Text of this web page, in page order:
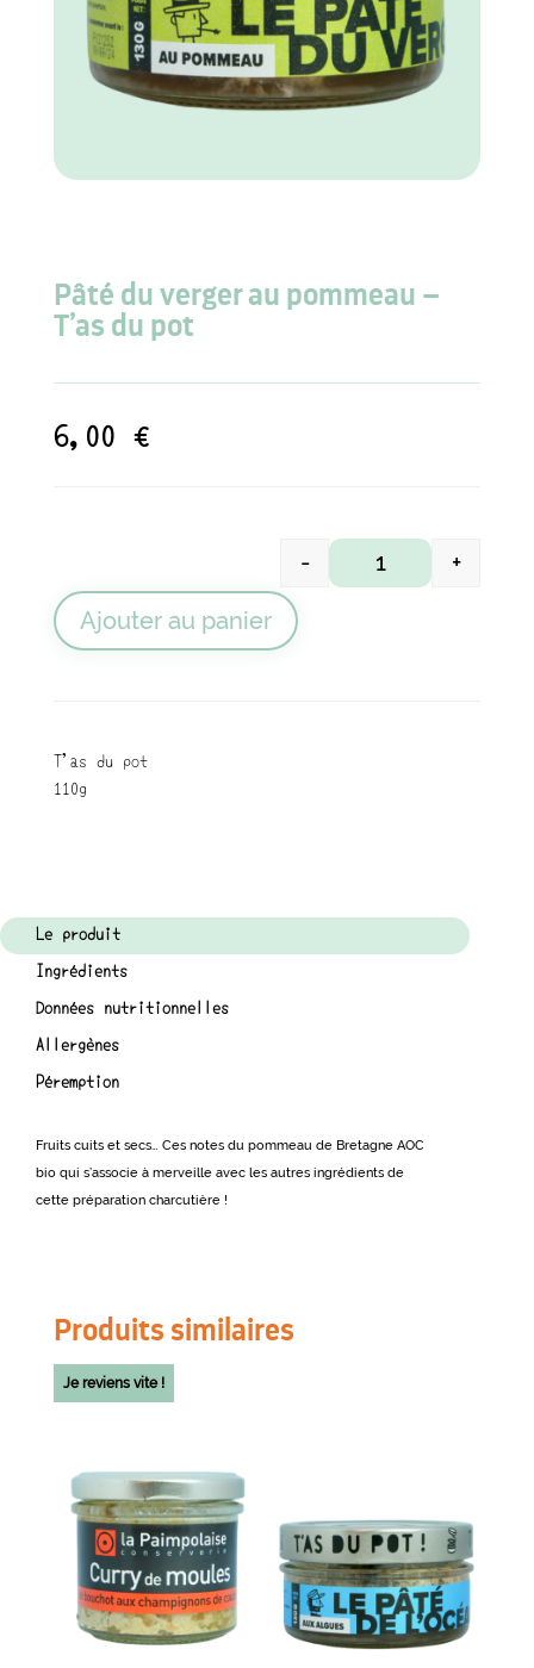
Pâté du verger au pommeau –
T’as du pot
6,00 €
quantité de Pâté
- +
Ajouter au panier
T'as du pot
110g
Le produit
Ingrédients
Données nutritionnelles
Allergènes
Péremption
Fruits cuits et secs… Ces notes du pommeau de Bretagne AOC
bio qui s’associe à merveille avec les autres ingrédients de
cette préparation charcutière !
Produits similaires
Je reviens vite !